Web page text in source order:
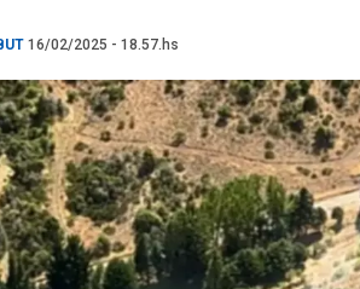
16/02/2025 - 18.57.hs